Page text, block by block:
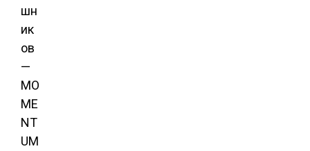
шн
ик
ов
—
MO
ME
NT
UM